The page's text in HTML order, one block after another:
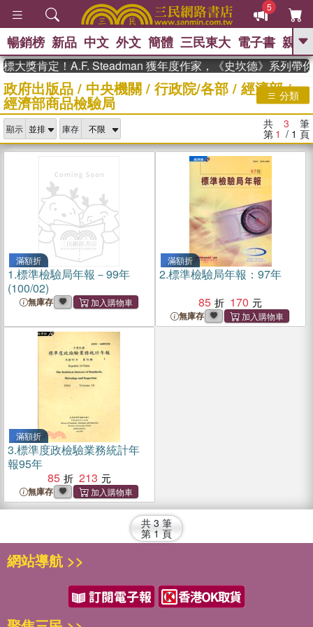
5
GO
熱搜： 東野圭吾 、 高希均教授回憶錄
、 、 、 如果歷
史是一群喵 、 暑期推薦 、 國際布克
台灣的李
登輝時代 、 數學女孩：黎曼猜想 、
偉大的迷走神經
暢銷榜 新品 中文 外文 簡體 三民東大 電子書 親子
大獎肯定！A.F. Steadman 獲年度作家，《史坎德》系列帶
政府出版品/ 中央機關/ 行政院/各部/ 經濟部/
經濟部商品檢驗局 分類
顯示 庫存 共 3 筆
第 1 / 1 頁
滿額折
1.標準檢驗局年報－99年
(100/02)
無庫存
滿額折
2.標準檢驗局年報：97年
85
170
無庫存
滿額折
3.標準度政檢驗業務統計年
報95年
85
213
無庫存
共 3 筆
第 1 頁
網站導航 >>